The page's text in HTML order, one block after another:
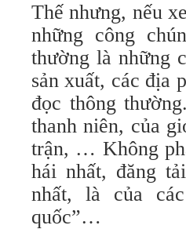
Thế nhưng, nếu
những công
thường là những
sản xuất, các địa
đọc thông
thanh niên, của
trận, … Không
hái nhất, đăng
nhất, là của
quốc”…